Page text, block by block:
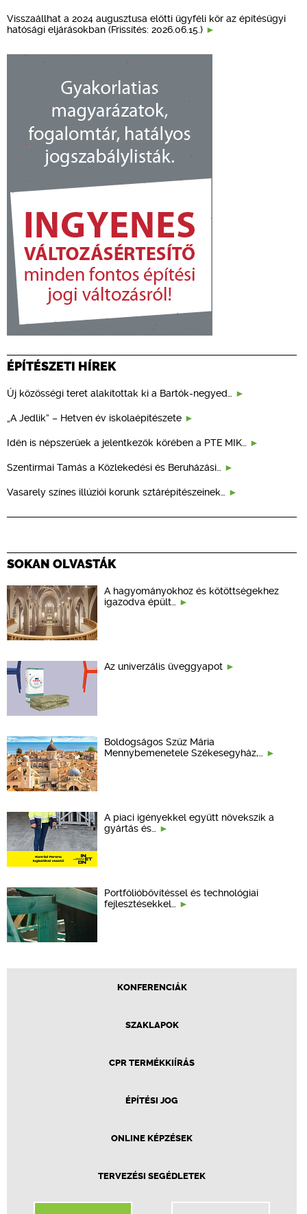
Visszaállhat a 2024 augusztusa előtti ügyféli kör az építésügyi
hatósági eljárásokban (Frissítés: 2026.06.15.)
ÉPÍTÉSZETI HÍREK
Új közösségi teret alakítottak ki a Bartók-negyed…
„A Jedlik” – Hetven év iskolaépítészete
Idén is népszerűek a jelentkezők körében a PTE MIK…
Szentirmai Tamás a Közlekedési és Beruházási…
Vasarely színes illúziói korunk sztárépítészeinek…
SOKAN OLVASTÁK
A hagyományokhoz és kötöttségekhez
igazodva épült…
Az univerzális üveggyapot
Boldogságos Szűz Mária
Mennybemenetele Székesegyház,…
A piaci igényekkel együtt növekszik a
gyártás és…
Portfólióbővítéssel és technológiai
fejlesztésekkel…
KONFERENCIÁK
SZAKLAPOK
CPR TERMÉKKIÍRÁS
ÉPÍTÉSI JOG
ONLINE KÉPZÉSEK
TERVEZÉSI SEGÉDLETEK